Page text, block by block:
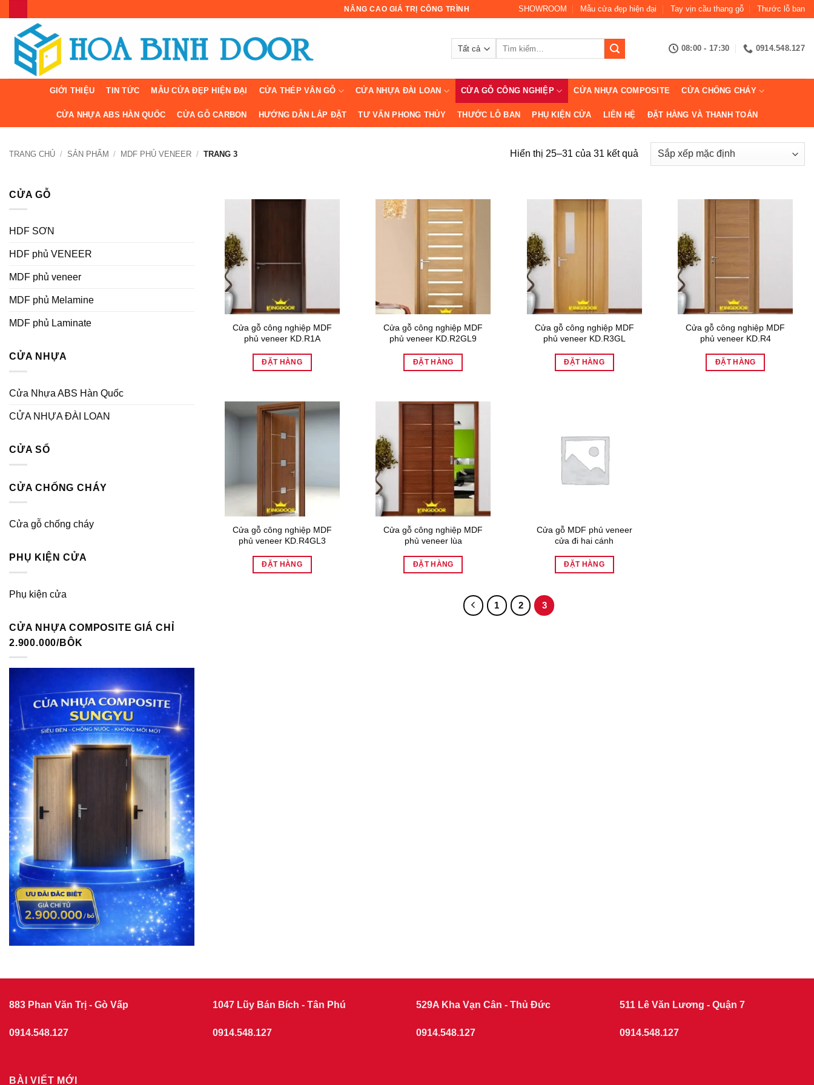
dung
NÂNG CAO GIÁ TRỊ CÔNG TRÌNH SHOWROOM Mẫu cửa đẹp hiện đại Tay vịn cầu thang gỗ Thước lỗ ban
08:00 - 17:30 0914.548.127
GIỚI THIỆU TIN TỨC MẪU CỬA ĐẸP HIỆN ĐẠI CỬA THÉP VÂN GỖ CỬA NHỰA ĐÀI LOAN CỬA GỖ CÔNG NGHIỆP CỬA NHỰA COMPOSITE CỬA CHỐNG CHÁY
CỬA NHỰA ABS HÀN QUỐC CỬA GỖ CARBON HƯỚNG DẪN LẮP ĐẶT TƯ VẤN PHONG THỦY THƯỚC LỖ BAN PHỤ KIỆN CỬA LIÊN HỆ ĐẶT HÀNG VÀ THANH TOÁN
TRANG CHỦ / SẢN PHẨM / MDF PHỦ VENEER / TRANG 3 Hiển thị 25–31 của 31 kết quả
CỬA GỖ
HDF SƠN
HDF phủ VENEER
MDF phủ veneer
MDF phủ Melamine
MDF phủ Laminate
CỬA NHỰA
Cửa Nhựa ABS Hàn Quốc
CỬA NHỰA ĐÀI LOAN
CỬA SỔ
CỬA CHỐNG CHÁY
Cửa gỗ chống cháy
PHỤ KIỆN CỬA
Phụ kiện cửa
CỬA NHỰA COMPOSITE GIÁ CHỈ
2.900.000/BÔK
Cửa gỗ công nghiệp MDF
phủ veneer KD.R1A
ĐẶT HÀNG
Cửa gỗ công nghiệp MDF
phủ veneer KD.R2GL9
ĐẶT HÀNG
Cửa gỗ công nghiệp MDF
phủ veneer KD.R3GL
ĐẶT HÀNG
Cửa gỗ công nghiệp MDF
phủ veneer KD.R4
ĐẶT HÀNG
Cửa gỗ công nghiệp MDF
phủ veneer KD.R4GL3
ĐẶT HÀNG
Cửa gỗ công nghiệp MDF
phủ veneer lùa
ĐẶT HÀNG
Cửa gỗ MDF phủ veneer
cửa đi hai cánh
ĐẶT HÀNG
1 2 3
883 Phan Văn Trị - Gò Vấp
0914.548.127
1047 Lũy Bán Bích - Tân Phú
0914.548.127
529A Kha Vạn Cân - Thủ Đức
0914.548.127
511 Lê Văn Lương - Quận 7
0914.548.127
BÀI VIẾT MỚI